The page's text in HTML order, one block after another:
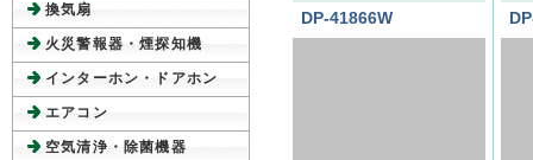
DP-41866W
換気扇
火災警報器・煙探知機
インターホン・ドアホン
エアコン
空気清浄・除菌機器